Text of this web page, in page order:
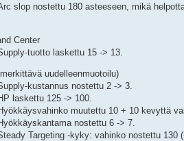
slop nostettu 180 asteeseen, mikä
Center
tuotto laskettu 15 -> 13.
uudelleenmuotoilu)
kustannus nostettu 2 -> 3.
laskettu 125 -> 100.
muutettu 10 + 10 kevyttä
nostettu 6 -> 7.
Targeting -kyky: vahinko nostettu 130